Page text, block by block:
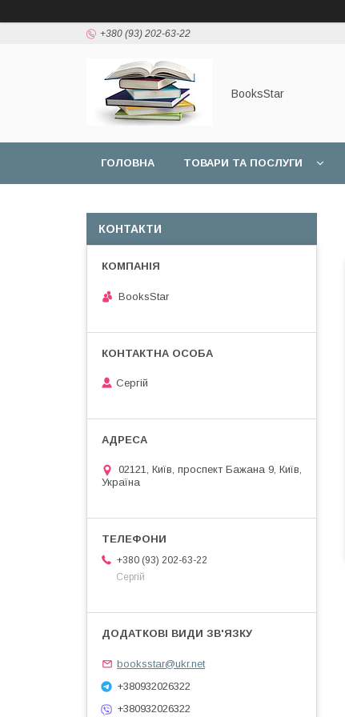
+380 (93) 202-63-22
BooksStar
ГОЛОВНА ТОВАРИ ТА ПОСЛУГИ
КОНТАКТИ
BooksStar
Сергій
02121, Київ, проспект Бажана 9, Київ,
Україна
+380 (93) 202-63-22
Сергій
booksstar@ukr.net
+380932026322
+380932026322